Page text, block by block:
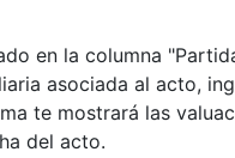
en la columna
asociada al acto,
te mostrará las
del acto.